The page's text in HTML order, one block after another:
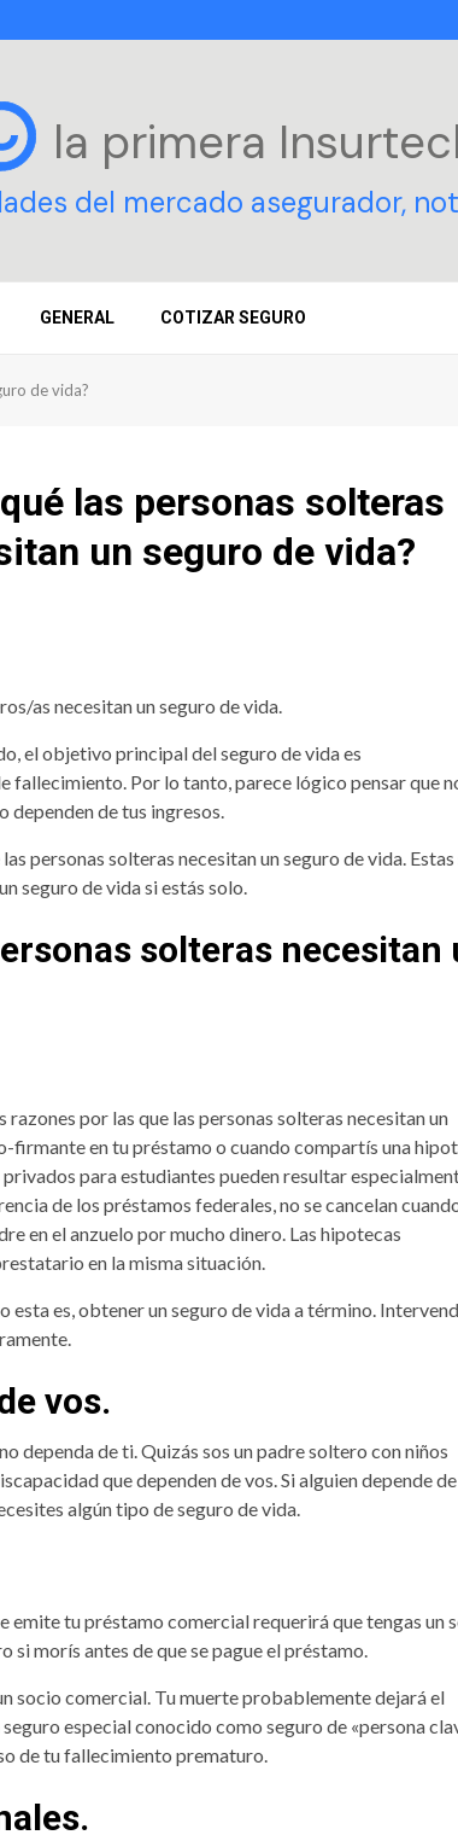
la primera
del mercado asegurador,
GENERAL COTIZAR SEGURO
de vida?
las personas solteras
un seguro de vida?
as necesitan un seguro de vida.
el objetivo principal del seguro de vida es
Por lo tanto, parece lógico pensar que
dependen de tus ingresos.
personas solteras necesitan un seguro de vida. Estas
seguro de vida si estás solo.
solteras necesitan
por las que las personas solteras necesitan un
firmante en tu préstamo o cuando compartís una
para estudiantes pueden resultar
de los préstamos federales, no se cancelan
en el anzuelo por mucho dinero. Las hipotecas
en la misma situación.
esta es, obtener un seguro de vida a término.
vos.
dependa de ti. Quizás sos un padre soltero con niños
que dependen de vos. Si alguien depende
algún tipo de seguro de vida.
emite tu préstamo comercial requerirá que tengas un
si morís antes de que se pague el préstamo.
socio comercial. Tu muerte probablemente dejará el
especial conocido como seguro de «persona
de tu fallecimiento prematuro.